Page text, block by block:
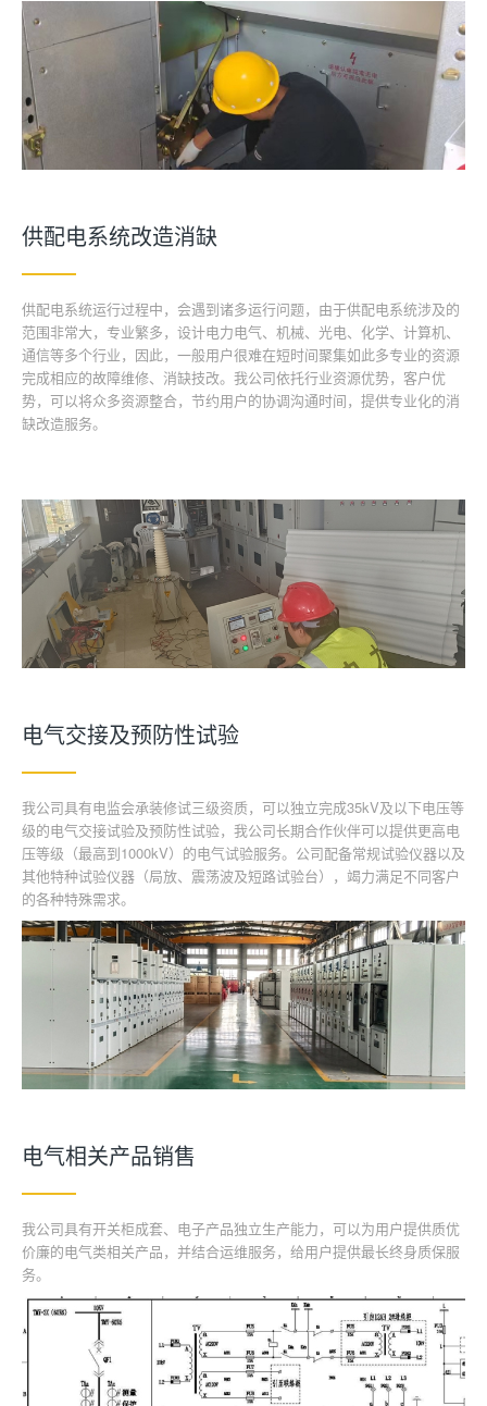
供配电系统改造消缺
供配电系统运行过程中，会遇到诸多运行问题，由于供配电系统涉及的
范围非常大，专业繁多，设计电力电气、机械、光电、化学、计算机、
通信等多个行业，因此，一般用户很难在短时间聚集如此多专业的资源
完成相应的故障维修、消缺技改。我公司依托行业资源优势，客户优
势，可以将众多资源整合，节约用户的协调沟通时间，提供专业化的消
缺改造服务。
电气交接及预防性试验
我公司具有电监会承装修试三级资质，可以独立完成35kV及以下电压等
级的电气交接试验及预防性试验，我公司长期合作伙伴可以提供更高电
压等级（最高到1000kV）的电气试验服务。公司配备常规试验仪器以及
其他特种试验仪器（局放、震荡波及短路试验台），竭力满足不同客户
的各种特殊需求。
电气相关产品销售
我公司具有开关柜成套、电子产品独立生产能力，可以为用户提供质优
价廉的电气类相关产品，并结合运维服务，给用户提供最长终身质保服
务。